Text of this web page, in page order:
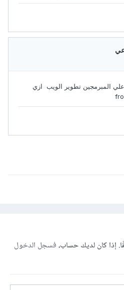
إذا كان لديك حساب،فسجل الدخول